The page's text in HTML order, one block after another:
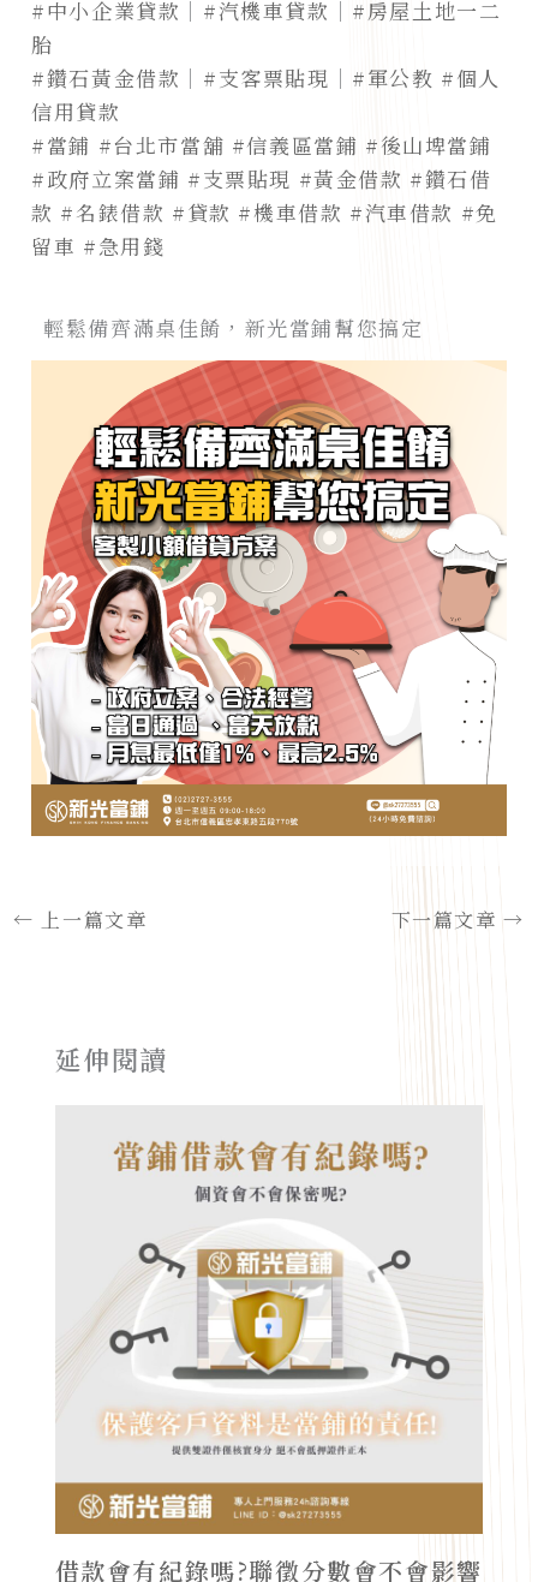
#中小企業貸款 ｜ #汽機車貸款 ｜ #房屋土地一二
胎
#鑽石黃金借款 ｜ #支客票貼現 ｜ #軍公教 #個人
信用貸款
#當鋪 #台北市當舖 #信義區當鋪 #後山埤當鋪
#政府立案當鋪 #支票貼現 #黃金借款 #鑽石借
款 #名錶借款 #貸款 #機車借款 #汽車借款 #免
留車 #急用錢
輕鬆備齊滿桌佳餚，新光當鋪幫您搞定
← 上一篇文章 下一篇文章→
延伸閱讀
借款會有紀錄嗎?聯徵分數會不會影響